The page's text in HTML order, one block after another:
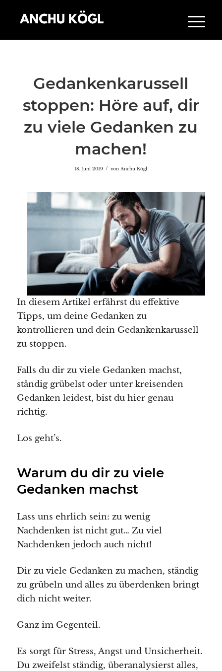
Gedankenkarussell
stoppen: Höre auf, dir
zu viele Gedanken zu
machen!
18. Juni 2019 / vonAnchu Kögl
In diesem Artikel erfährst du effektive
Tipps, um deine Gedanken zu
kontrollieren und dein Gedankenkarussell
zu stoppen.
Falls du dir zu viele Gedanken machst,
ständig grübelst oder unter kreisenden
Gedanken leidest, bist du hier genau
richtig.
Los geht’s.
Warum du dir zu viele
Gedanken machst
Lass uns ehrlich sein: zu wenig
Nachdenken ist nicht gut… Zu viel
Nachdenken jedoch auch nicht!
Dir zu viele Gedanken zu machen, ständig
zu grübeln und alles zu überdenken bringt
dich nicht weiter.
Ganz im Gegenteil.
Es sorgt für Stress, Angst und Unsicherheit.
Du zweifelst ständig, überanalysierst alles,